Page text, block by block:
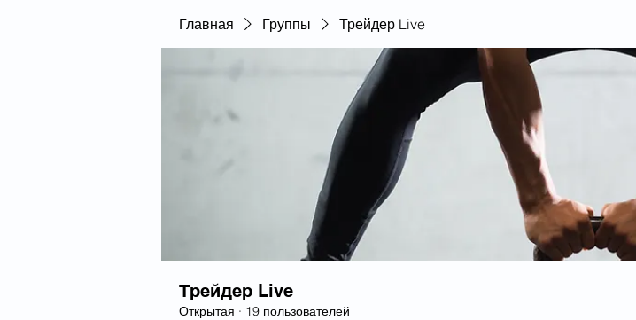
Главная Группы Трейдер Live
Трейдер Live
Открытая · 19 пользователей